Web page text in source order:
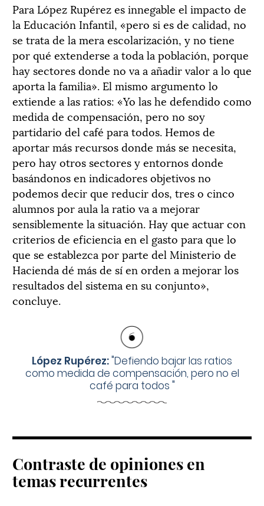
Para López Rupérez es innegable el impacto de
la Educación Infantil, «pero si es de calidad, no
se trata de la mera escolarización, y no tiene
por qué extenderse a toda la población, porque
hay sectores donde no va a añadir valor a lo que
aporta la familia». El mismo argumento lo
extiende a las ratios: «Yo las he defendido como
medida de compensación, pero no soy
partidario del café para todos. Hemos de
aportar más recursos donde más se necesita,
pero hay otros sectores y entornos donde
basándonos en indicadores objetivos no
podemos decir que reducir dos, tres o cinco
alumnos por aula la ratio va a mejorar
sensiblemente la situación. Hay que actuar con
criterios de eficiencia en el gasto para que lo
que se establezca por parte del Ministerio de
Hacienda dé más de sí en orden a mejorar los
resultados del sistema en su conjunto»,
concluye.
López Rupérez:"Defiendo bajar las ratios
como medida de compensación, pero no el
café para todos "
Contraste de opiniones en
temas recurrentes